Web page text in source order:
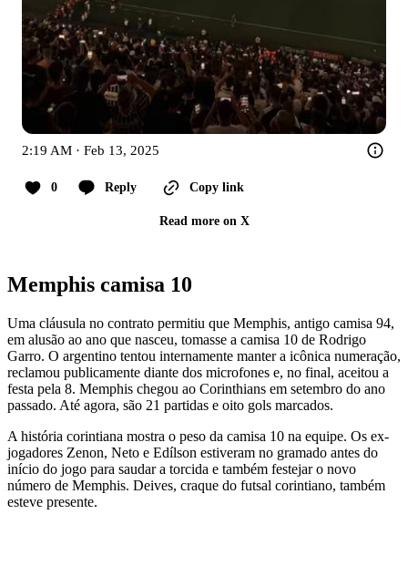
2:19 AM · Feb 13, 2025
0 Reply Copy link
Read more on X
Memphis camisa 10
Uma cláusula no contrato permitiu que Memphis, antigo camisa 94,
em alusão ao ano que nasceu, tomasse a camisa 10 de Rodrigo
Garro. O argentino tentou internamente manter a icônica numeração,
reclamou publicamente diante dos microfones e, no final, aceitou a
festa pela 8. Memphis chegou ao Corinthians em setembro do ano
passado. Até agora, são 21 partidas e oito gols marcados.
A história corintiana mostra o peso da camisa 10 na equipe. Os ex-
jogadores Zenon, Neto e Edílson estiveram no gramado antes do
início do jogo para saudar a torcida e também festejar o novo
número de Memphis. Deives, craque do futsal corintiano, também
esteve presente.